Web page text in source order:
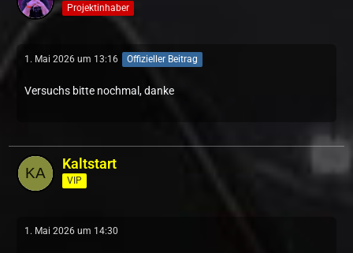
Projektinhaber
1. Mai 2026 um 13:16 Offizieller Beitrag
Versuchs bitte nochmal, danke
Kaltstart
VIP
1. Mai 2026 um 14:30